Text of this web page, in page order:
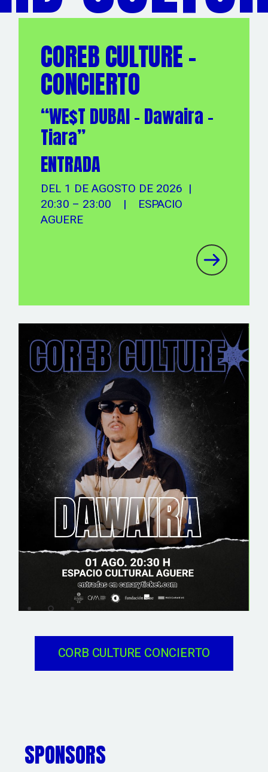
COREB CULTURE -
CONCIERTO
“WE$T DUBAI - Dawaira -
Tiara”
ENTRADA
DEL 1 DE AGOSTO DE 2026 |
20:30 – 23:00 | ESPACIO
AGUERE
CORB CULTURE CONCIERTO
SPONSORS